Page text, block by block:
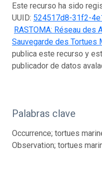
Este recurso ha sido
UUID: 524517d8-31f2-
RASTOMA: Réseau
Sauvegarde des Tortues
publica este recurso y
publicador de datos
Palabras clave
Occurrence; tortues
Observation; tortues